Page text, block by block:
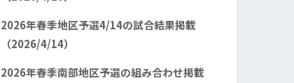
2026年春季地区予選4/14の試合結果掲載
（2026/4/14）
2026年春季南部地区予選の組み合わせ掲載